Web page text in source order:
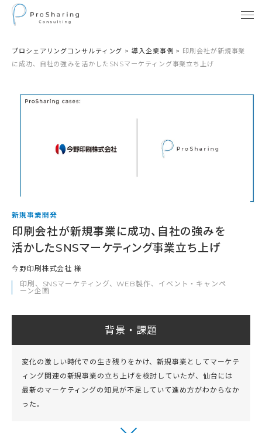
プロシェアリングコンサルティング >導入企業事例 > 印刷会社が新規事業
に成功、自社の強みを活かしたSNSマーケティング事業立ち上げ
新規事業開発
印刷会社が新規事業に成功、自社の強みを
活かしたSNSマーケティング事業立ち上げ
今野印刷株式会社 様
印刷、SNSマーケティング、WEB製作、イベント・キャンペ
ーン企画
背景・課題
変化の激しい時代での生き残りをかけ、新規事業としてマーケテ
ィング関連の新規事業の立ち上げを検討していたが、仙台には
最新のマーケティングの知見が不足していて進め方がわからなか
った。